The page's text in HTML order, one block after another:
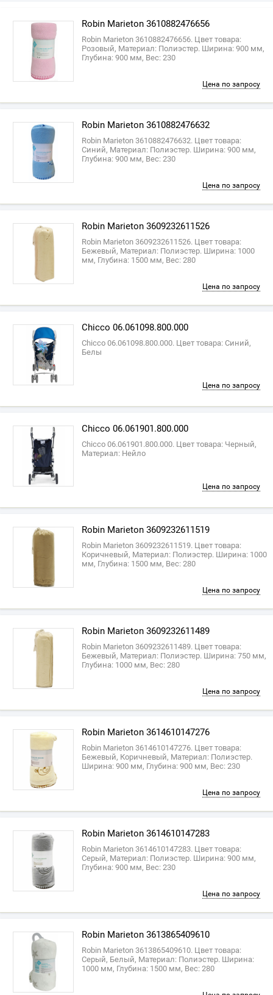
Robin Marieton 3610882476656
Robin Marieton 3610882476656. Цвет товара:
Розовый, Материал: Полиэстер. Ширина: 900 мм,
Глубина: 900 мм, Вес: 230
Цена по запросу
Robin Marieton 3610882476632
Robin Marieton 3610882476632. Цвет товара:
Синий, Материал: Полиэстер. Ширина: 900 мм,
Глубина: 900 мм, Вес: 230
Цена по запросу
Robin Marieton 3609232611526
Robin Marieton 3609232611526. Цвет товара:
Бежевый, Материал: Полиэстер. Ширина: 1000
мм, Глубина: 1500 мм, Вес: 280
Цена по запросу
Chicco 06.061098.800.000
Chicco 06.061098.800.000. Цвет товара: Синий,
Белы
Цена по запросу
Chicco 06.061901.800.000
Chicco 06.061901.800.000. Цвет товара: Черный,
Материал: Нейло
Цена по запросу
Robin Marieton 3609232611519
Robin Marieton 3609232611519. Цвет товара:
Коричневый, Материал: Полиэстер. Ширина: 1000
мм, Глубина: 1500 мм, Вес: 280
Цена по запросу
Robin Marieton 3609232611489
Robin Marieton 3609232611489. Цвет товара:
Бежевый, Материал: Полиэстер. Ширина: 750 мм,
Глубина: 1000 мм, Вес: 280
Цена по запросу
Robin Marieton 3614610147276
Robin Marieton 3614610147276. Цвет товара:
Бежевый, Коричневый, Материал: Полиэстер.
Ширина: 900 мм, Глубина: 900 мм, Вес: 230
Цена по запросу
Robin Marieton 3614610147283
Robin Marieton 3614610147283. Цвет товара:
Серый, Материал: Полиэстер. Ширина: 900 мм,
Глубина: 900 мм, Вес: 230
Цена по запросу
Robin Marieton 3613865409610
Robin Marieton 3613865409610. Цвет товара:
Серый, Белый, Материал: Полиэстер. Ширина:
1000 мм, Глубина: 1500 мм, Вес: 280